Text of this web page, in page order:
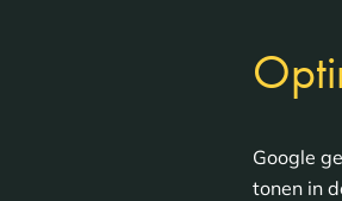
Google
tonen in